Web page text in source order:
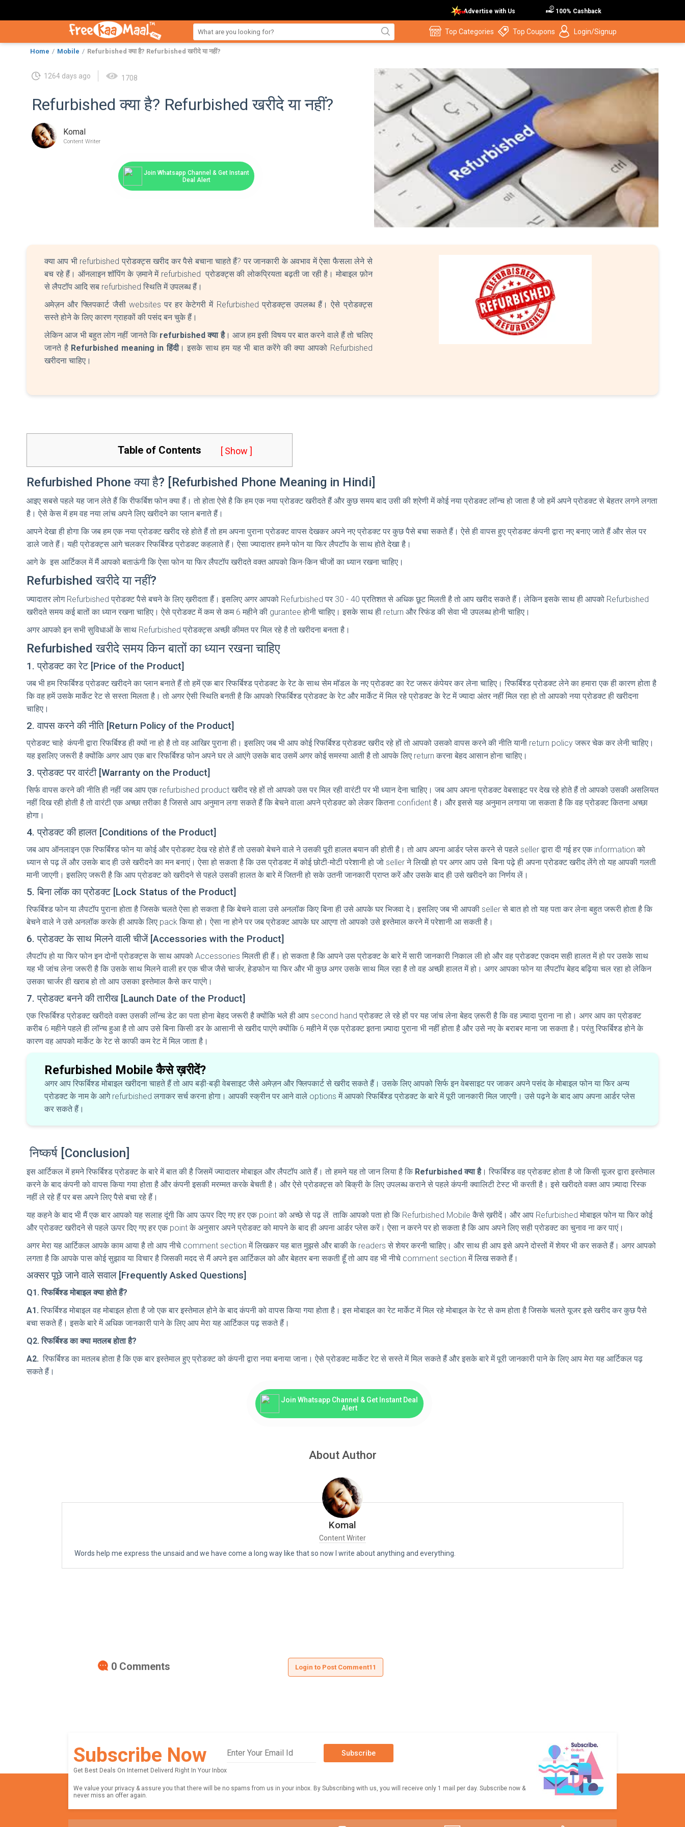
Advertise with Us 100% Cashback
Top Categories Top Coupons Login/Signup
Home Mobile Refurbished क्या है? Refurbished खरीदे या नहीं?
1264 days ago 1708
Refurbished क्या है? Refurbished खरीदे या नहीं?
Komal
Content Writer
Join Whatsapp Channel & Get Instant
Deal Alert
क्या आप भी refurbished प्रोडक्ट्स खरीद कर पैसे बचाना चाहते हैं? पर जानकारी के अवभाव में ऐसा फैसला लेने से
बच रहे हैं। ऑनलाइन शॉपिंग के ज़माने में refurbished प्रोडक्ट्स की लोकप्रियता बढ़ती जा रही है। मोबाइल फ़ोन
से लैपटॉप आदि सब refurbished स्थिति में उपलब्ध हैं।
अमेज़न और फ्लिपकार्ट जैसी websites पर हर केटेगरी में Refurbished प्रोडक्ट्स उपलब्ध हैं। ऐसे प्रोडक्ट्स
सस्ते होने के लिए कारण ग्राहकों की पसंद बन चुके हैं।
लेकिन आज भी बहुत लोग नहीं जानते कि refurbished क्या है। आज हम इसी विषय पर बात करने वाले हैं तो चलिए
जानते है Refurbished meaning in हिंदी। इसके साथ हम यह भी बात करेंगे की क्या आपको Refurbished
खरीदना चाहिए।
Table of Contents [ Show ]
Refurbished Phone क्या है? [Refurbished Phone Meaning in Hindi]
आइए सबसे पहले यह जान लेते हैं कि रीफर्बिश फोन क्‍या हैं। तो होता ऐसे है कि हम एक नया प्रोडक्ट खरीदते हैं और कुछ समय बाद उसी की श्रेणी में कोई नया प्रोडक्ट लॉन्च हो जाता है जो हमें अपने प्रोडक्ट से बेहतर लगने लगता
है। ऐसे केस में हम वह नया लांच अपने लिए खरीदने का प्लान बनाते हैं।
आपने देखा ही होगा कि जब हम एक नया प्रोडक्ट खरीद रहे होते हैं तो हम अपना पुराना प्रोडक्ट वापस देखकर अपने नए प्रोडक्ट पर कुछ पैसे बचा सकते हैं। ऐसे ही वापस हुए प्रोडक्ट कंपनी द्वारा नए बनाए जाते हैं और सेल पर
डाले जाते हैं। यही प्रोडक्ट्स आगे चलकर रिफर्बिश्ड प्रोडक्ट कहलाते हैं। ऐसा ज्यादातर हमने फोन या फिर लैपटॉप के साथ होते देखा है।
आगे के इस आर्टिकल में मैं आपको बताऊंगी कि ऐसा फोन या फिर लैपटॉप खरीदते वक्त आपको किन-किन चीजों का ध्यान रखना चाहिए।
Refurbished खरीदे या नहीं?
ज्यादातर लोग Refurbished प्रोडक्ट पैसे बचने के लिए ख़रीदता हैं। इसलिए अगर आपको Refurbished पर 30 - 40 प्रतिशत से अधिक छूट मिलती है तो आप खरीद सकते हैं। लेकिन इसके साथ ही आपको Refurbished
खरीदते समय कई बातों का ध्यान रखना चाहिए। ऐसे प्रोडक्ट में कम से कम 6 महीने की gurantee होनी चाहिए। इसके साथ ही return और रिफंड की सेवा भी उपलब्ध होनी चाहिए।
अगर आपको इन सभी सुविधाओं के साथ Refurbished प्रोडक्ट्स अच्छी कीमत पर मिल रहे है तो खरीदना बनता है।
Refurbished खरीदे समय किन बातों का ध्यान रखना चाहिए
1. प्रोडक्ट का रेट [Price of the Product]
जब भी हम रिफर्बिश्ड प्रोडक्ट खरीदने का प्लान बनाते हैं तो हमें एक बार रिफर्बिश्ड प्रोडक्ट के रेट के साथ सेम मॉडल के नए प्रोडक्ट का रेट जरूर कंपेयर कर लेना चाहिए। रिफर्बिश्ड प्रोडक्ट लेने का हमारा एक ही कारण होता है
कि वह हमें उसके मार्केट रेट से सस्ता मिलता है। तो अगर ऐसी स्थिति बनती है कि आपको रिफर्बिश्ड प्रोडक्ट के रेट और मार्केट में मिल रहे प्रोडक्ट के रेट में ज्यादा अंतर नहीं मिल रहा हो तो आपको नया प्रोडक्ट ही खरीदना
चाहिए।
2. वापस करने की नीति [Return Policy of the Product]
प्रोडक्ट चाहे कंपनी द्वारा रिफर्बिश्ड ही क्यों ना हो है तो वह आखिर पुराना ही। इसलिए जब भी आप कोई रिफर्बिश्ड प्रोडक्ट खरीद रहे हों तो आपको उसको वापस करने की नीति यानी return policy जरूर चेक कर लेनी चाहिए।
यह इसलिए जरूरी है क्योंकि अगर आप एक बार रिफर्बिश्ड फोन अपने घर ले आएंगे उसके बाद उसमें अगर कोई समस्या आती है तो आपके लिए return करना बेहद आसान होना चाहिए।
3. प्रोडक्ट पर वारंटी [Warranty on the Product]
सिर्फ वापस करने की नीति ही नहीं जब आप एक refurbished product खरीद रहे हों तो आपको उस पर मिल रही वारंटी पर भी ध्यान देना चाहिए। जब आप अपना प्रोडक्ट वेबसाइट पर देख रहे होते हैं तो आपको उसकी असलियत
नहीं दिख रही होती है तो वारंटी एक अच्छा तरीका है जिससे आप अनुमान लगा सकते हैं कि बेचने वाला अपने प्रोडक्ट को लेकर कितना confident है। और इससे यह अनुमान लगाया जा सकता है कि वह प्रोडक्ट कितना अच्छा
होगा।
4. प्रोडक्ट की हालत [Conditions of the Product]
जब आप ऑनलाइन एक रिफर्बिश्ड फोन या कोई और प्रोडक्ट देख रहे होते हैं तो उसको बेचने वाले ने उसकी पूरी हालत बयान की होती है। तो आप अपना आर्डर प्लेस करने से पहले seller द्वारा दी गई हर एक information को
ध्यान से पढ़ लें और उसके बाद ही उसे खरीदने का मन बनाएं। ऐसा हो सकता है कि उस प्रोडक्ट में कोई छोटी-मोटी परेशानी हो जो seller ने लिखी हो पर अगर आप उसे बिना पढ़े ही अपना प्रोडक्ट खरीद लेंगे तो यह आपकी गलती
मानी जाएगी। इसलिए जरूरी है कि आप प्रोडक्ट को खरीदने से पहले उसकी हालत के बारे में जितनी हो सके उतनी जानकारी प्राप्त करें और उसके बाद ही उसे खरीदने का निर्णय लें।
5. बिना लॉक का प्रोडक्ट [Lock Status of the Product]
रिफर्बिश्ड फोन या लैपटॉप पुराना होता है जिसके चलते ऐसा हो सकता है कि बेचने वाला उसे अनलॉक किए बिना ही उसे आपके घर भिजवा दे। इसलिए जब भी आपकी seller से बात हो तो यह पता कर लेना बहुत जरूरी होता है कि
बेचने वाले ने उसे अनलॉक करके ही आपके लिए pack किया हो। ऐसा ना होने पर जब प्रोडक्ट आपके घर आएगा तो आपको उसे इस्तेमाल करने में परेशानी आ सकती है।
6. प्रोडक्ट के साथ मिलने वाली चीजें [Accessories with the Product]
लैपटॉप हो या फिर फोन इन दोनों प्रोडक्ट्स के साथ आपको Accessories मिलती ही हैं। हो सकता है कि आपने उस प्रोडक्ट के बारे में सारी जानकारी निकाल ली हो और वह प्रोडक्ट एकदम सही हालत में हो पर उसके साथ
यह भी जांच लेना जरूरी है कि उसके साथ मिलने वाली हर एक चीज जैसे चार्जर, हेडफोन या फिर और भी कुछ अगर उसके साथ मिल रहा है तो वह अच्छी हालत में हो। अगर आपका फोन या लैपटॉप बेहद बढ़िया चल रहा हो लेकिन
उसका चार्जर ही खराब हो तो आप उसका इस्तेमाल कैसे कर पाएंगे।
7. प्रोडक्ट बनने की तारीख [Launch Date of the Product]
एक रिफर्बिश्ड प्रोडक्ट खरीदते वक्त उसकी लॉन्च डेट का पता होना बेहद जरूरी है क्योंकि भले ही आप second hand प्रोडक्ट ले रहे हों पर यह जांच लेना बेहद ज़रूरी है कि वह ज़्यादा पुराना ना हो। अगर आप का प्रोडक्ट
करीब 6 महीने पहले ही लॉन्च हुआ है तो आप उसे बिना किसी डर के आसानी से खरीद पाएंगे क्योंकि 6 महीने में एक प्रोडक्ट इतना ज़्यादा पुराना भी नहीं होता है और उसे नए के बराबर माना जा सकता है। परंतु रिफर्बिश्ड होने के
कारण वह आपको मार्केट के रेट से काफी कम रेट में मिल जाता है।
Refurbished Mobile कैसे ख़रीदें?
अगर आप रिफर्बिश्ड मोबाइल खरीदना चाहते हैं तो आप बड़ी-बड़ी वेबसाइट जैसे अमेज़न और फ्लिपकार्ट से खरीद सकते हैं। उसके लिए आपको सिर्फ इन वेबसाइट पर जाकर अपने पसंद के मोबाइल फोन या फिर अन्य
प्रोडक्ट के नाम के आगे refurbished लगाकर सर्च करना होगा। आपकी स्क्रीन पर आने वाले options में आपको रिफर्बिश्ड प्रोडक्ट के बारे में पूरी जानकारी मिल जाएगी। उसे पढ़ने के बाद आप अपना आर्डर प्लेस
कर सकते हैं।
निष्कर्ष [Conclusion]
इस आर्टिकल में हमने रिफर्बिश्ड प्रोडक्ट के बारे में बात की है जिसमें ज्यादातर मोबाइल और लैपटॉप आते हैं। तो हमने यह तो जान लिया है कि Refurbished क्या है। रिफर्बिश्ड वह प्रोडक्ट होता है जो किसी यूजर द्वारा इस्तेमाल
करने के बाद कंपनी को वापस किया गया होता है और कंपनी इसकी मरम्मत करके बेचती है। और ऐसे प्रोडक्ट्स को बिक्री के लिए उपलब्ध कराने से पहले कंपनी क्वालिटी टेस्ट भी करती है। इसे खरीदते वक्त आप ज़्यादा रिस्क
नहीं ले रहे हैं पर बस अपने लिए पैसे बचा रहे हैं।
यह कहने के बाद भी मैं एक बार आपको यह सलाह दूंगी कि आप ऊपर दिए गए हर एक point को अच्छे से पढ़ लें ताकि आपको पता हो कि Refurbished Mobile कैसे ख़रीदें। और आप Refurbished मोबाइल फोन या फिर कोई
और प्रोडक्ट खरीदने से पहले ऊपर दिए गए हर एक point के अनुसार अपने प्रोडक्ट को मापने के बाद ही अपना आर्डर प्लेस करें। ऐसा न करने पर हो सकता है कि आप अपने लिए सही प्रोडक्ट का चुनाव ना कर पाएं।
अगर मेरा यह आर्टिकल आपके काम आया है तो आप नीचे comment section में लिखकर यह बात मुझसे और बाकी के readers से शेयर करनी चाहिए। और साथ ही आप इसे अपने दोस्तों में शेयर भी कर सकते हैं। अगर आपको
लगता है कि आपके पास कोई सुझाव या विचार है जिसकी मदद से मैं अपने इस आर्टिकल को और बेहतर बना सकती हूँ तो आप वह भी नीचे comment section में लिख सकते हैं।
अक्सर पूछे जाने वाले सवाल [Frequently Asked Questions]
Q1. रिफर्बिश्ड मोबाइल क्या होते हैं?
A1. रिफर्बिश्ड मोबाइल वह मोबाइल होता है जो एक बार इस्तेमाल होने के बाद कंपनी को वापस किया गया होता है। इस मोबाइल का रेट मार्केट में मिल रहे मोबाइल के रेट से कम होता है जिसके चलते यूजर इसे खरीद कर कुछ पैसे
बचा सकते हैं। इसके बारे में अधिक जानकारी पाने के लिए आप मेरा यह आर्टिकल पढ़ सकते हैं।
Q2. रिफर्बिश्ड का क्या मतलब होता है?
A2. रिफर्बिश्ड का मतलब होता है कि एक बार इस्तेमाल हुए प्रोडक्ट को कंपनी द्वारा नया बनाया जाना। ऐसे प्रोडक्ट मार्केट रेट से सस्ते में मिल सकते हैं और इसके बारे में पूरी जानकारी पाने के लिए आप मेरा यह आर्टिकल पढ़
सकते हैं।
Join Whatsapp Channel & Get Instant Deal
Alert
About Author
Komal
Content Writer
Words help me express the unsaid and we have come a long way like that so now I write about anything and everything.
0 Comments Login to Post Comment11
Subscribe Now
Get Best Deals On Internet Deliverd Right In Your Inbox
Subscribe
We value your privacy & assure you that there will be no spams from us in your inbox. By Subscribing with us, you will receive only 1 mail per day. Subscribe now &
never miss an offer again.